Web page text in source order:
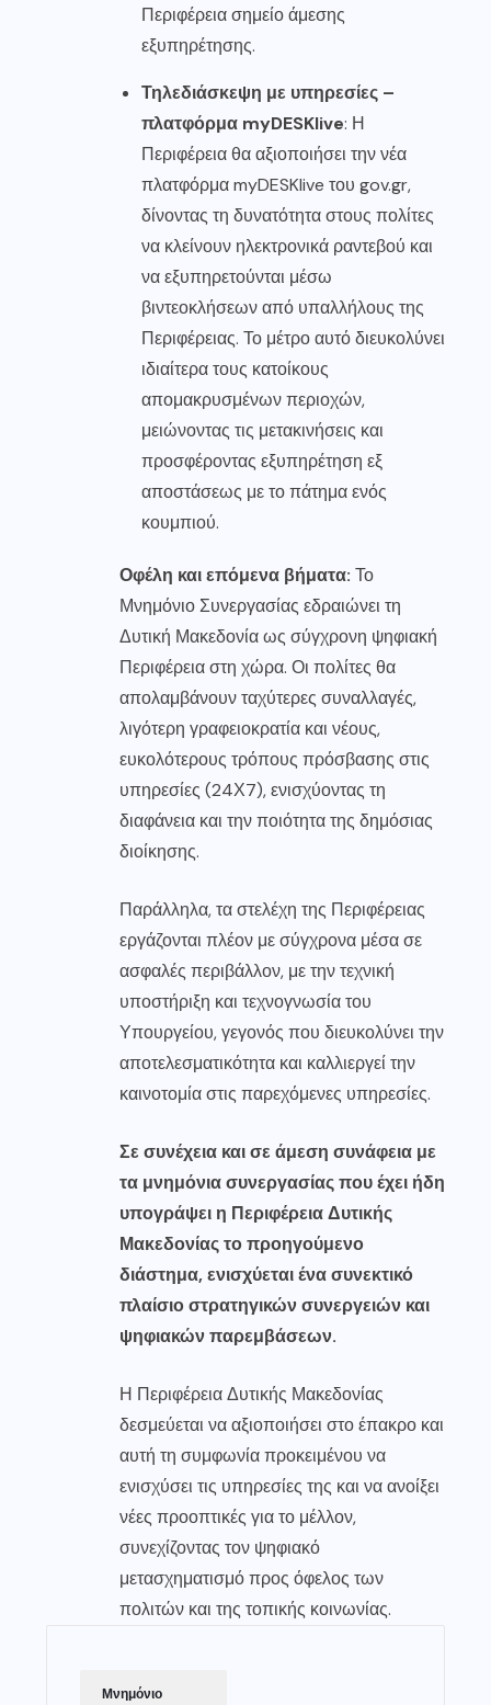
Περιφέρεια σημείο άμεσης
εξυπηρέτησης.
Τηλεδιάσκεψη με υπηρεσίες –
πλατφόρμα myDESKlive: Η
Περιφέρεια θα αξιοποιήσει την νέα
πλατφόρμα myDESKlive του gov.gr,
δίνοντας τη δυνατότητα στους πολίτες
να κλείνουν ηλεκτρονικά ραντεβού και
να εξυπηρετούνται μέσω
βιντεοκλήσεων από υπαλλήλους της
Περιφέρειας. Το μέτρο αυτό διευκολύνει
ιδιαίτερα τους κατοίκους
απομακρυσμένων περιοχών,
μειώνοντας τις μετακινήσεις και
προσφέροντας εξυπηρέτηση εξ
αποστάσεως με το πάτημα ενός
κουμπιού.
Οφέλη και επόμενα βήματα: Το
Μνημόνιο Συνεργασίας εδραιώνει τη
Δυτική Μακεδονία ως σύγχρονη ψηφιακή
Περιφέρεια στη χώρα. Οι πολίτες θα
απολαμβάνουν ταχύτερες συναλλαγές,
λιγότερη γραφειοκρατία και νέους,
ευκολότερους τρόπους πρόσβασης στις
υπηρεσίες (24Χ7), ενισχύοντας τη
διαφάνεια και την ποιότητα της δημόσιας
διοίκησης.
Παράλληλα, τα στελέχη της Περιφέρειας
εργάζονται πλέον με σύγχρονα μέσα σε
ασφαλές περιβάλλον, με την τεχνική
υποστήριξη και τεχνογνωσία του
Υπουργείου, γεγονός που διευκολύνει την
αποτελεσματικότητα και καλλιεργεί την
καινοτομία στις παρεχόμενες υπηρεσίες.
Σε συνέχεια και σε άμεση συνάφεια με
τα μνημόνια συνεργασίας που έχει ήδη
υπογράψει η Περιφέρεια Δυτικής
Μακεδονίας το προηγούμενο
διάστημα, ενισχύεται ένα συνεκτικό
πλαίσιο στρατηγικών συνεργειών και
ψηφιακών παρεμβάσεων.
Η Περιφέρεια Δυτικής Μακεδονίας
δεσμεύεται να αξιοποιήσει στο έπακρο και
αυτή τη συμφωνία προκειμένου να
ενισχύσει τις υπηρεσίες της και να ανοίξει
νέες προοπτικές για το μέλλον,
συνεχίζοντας τον ψηφιακό
μετασχηματισμό προς όφελος των
πολιτών και της τοπικής κοινωνίας.
Μνημόνιο